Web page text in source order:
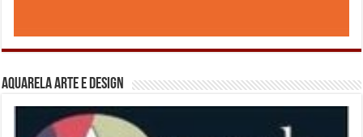
Aquarela Arte e Design